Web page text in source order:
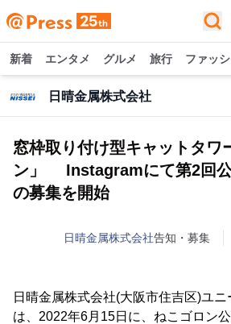
新着 エンタメ グルメ 旅行 ファッ
日晴金属株式会社
窓枠取り付け型キャットタワ
ン」 Instagramにて第2回公
の募集を開始
日晴金属株式会社告知・募集
日晴金属株式会社(大阪市住吉区)ユ
は、2022年6月15日に、ねこゴロン